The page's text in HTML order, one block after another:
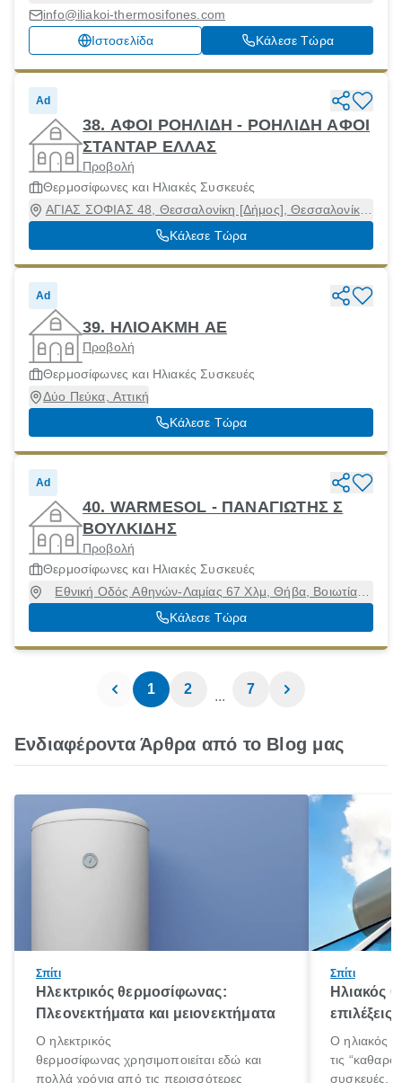
Αττική, 18452
info@iliakoi-thermosifones.com
Ιστοσελίδα
Κάλεσε Τώρα
Ad
38. ΑΦΟΙ ΡΟΗΛΙΔΗ - ΡΟΗΛΙΔΗ ΑΦΟΙ
ΣΤΑΝΤΑΡ ΕΛΛΑΣ
Προβολή
Θερμοσίφωνες και Ηλιακές Συσκευές
ΑΓΙΑΣ ΣΟΦΙΑΣ 48, Θεσσαλονίκη [Δήμος], Θεσσαλονίκη,
54622
Κάλεσε Τώρα
Ad
39. ΗΛΙΟΑΚΜΗ ΑΕ
Προβολή
Θερμοσίφωνες και Ηλιακές Συσκευές
Δύο Πεύκα, Αττική
Κάλεσε Τώρα
Ad
40. WARMESOL - ΠΑΝΑΓΙΩΤΗΣ Σ
ΒΟΥΛΚΙΔΗΣ
Προβολή
Θερμοσίφωνες και Ηλιακές Συσκευές
Εθνική Οδός Αθηνών-Λαμίας 67 Χλμ, Θήβα, Βοιωτία,
32009
Κάλεσε Τώρα
1 2 ... 7
Ενδιαφέροντα Άρθρα από το Blog μας
Σπίτι
Ηλεκτρικός θερμοσίφωνας:
Πλεονεκτήματα και μειονεκτήματα
Ο ηλεκτρικός
θερμοσίφωνας χρησιμοποιείται εδώ και
πολλά χρόνια από τις περισσότερες
Σπίτι
Ηλιακός
επιλέξεις
Ο ηλιακός
τις
συσκευές.